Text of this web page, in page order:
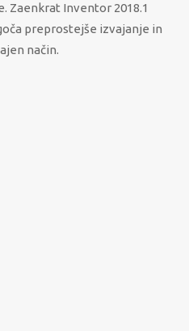
Zaenkrat Inventor 2018.1
preprostejše izvajanje in
način.